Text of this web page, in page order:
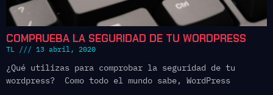
COMPRUEBA LA SEGURIDAD DE TU WORDPRESS
TL 13 abril, 2020
¿Qué utilizas para comprobar la seguridad de tu
wordpress? Como todo el mundo sabe, WordPress